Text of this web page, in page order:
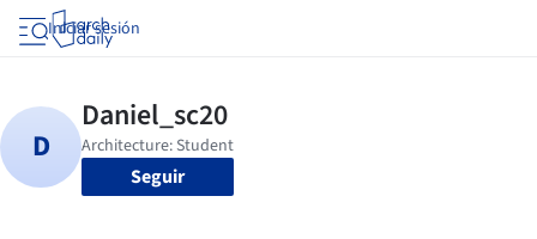
Iniciar sesión
Seguir